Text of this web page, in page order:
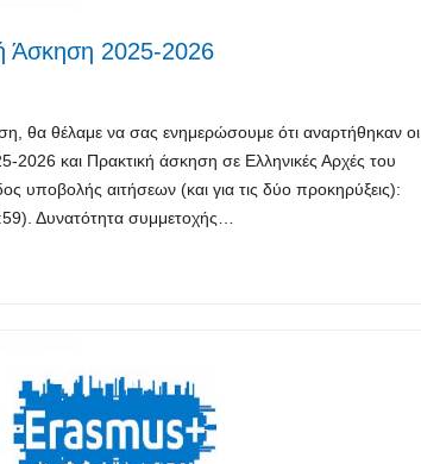
Άσκηση 2025-2026
θα θέλαμε να σας ενημερώσουμε ότι αναρτήθηκαν οι
και Πρακτική άσκηση σε Ελληνικές Αρχές του
αιτήσεων (και για τις δύο προκηρύξεις):
Δυνατότητα συμμετοχής…